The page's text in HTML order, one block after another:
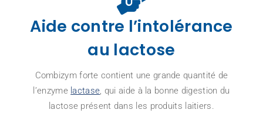
Aide contre l’intolérance
au lactose
Combizym forte contient une grande quantité de
l’enzyme lactase, qui aide à la bonne digestion du
lactose présent dans les produits laitiers.